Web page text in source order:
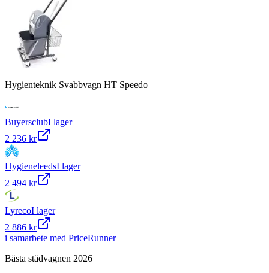
Hygienteknik Svabbvagn HT Speedo
BuyersclubI lager
2 236 kr
HygieneleedsI lager
2 494 kr
LyrecoI lager
2 886 kr
i samarbete med PriceRunner
Bästa städvagnen 2026